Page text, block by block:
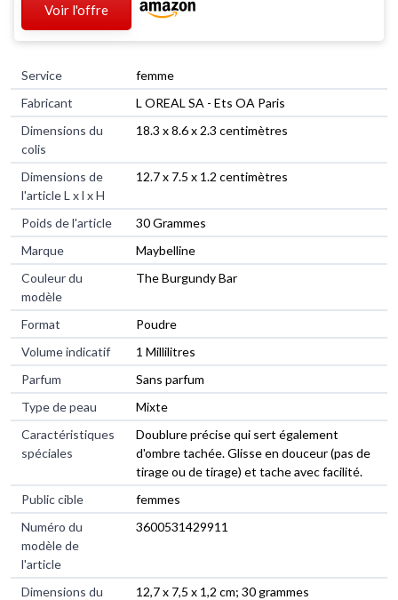
Voir l'offre
Service
‎femme
Fabricant
‎L OREAL SA - Ets OA Paris
Dimensions du
colis
‎18.3 x 8.6 x 2.3 centimètres
Dimensions de
l'article L x l x H
‎12.7 x 7.5 x 1.2 centimètres
Poids de l'article
‎30 Grammes
Marque
‎Maybelline
Couleur du
modèle
‎The Burgundy Bar
Format
‎Poudre
Volume indicatif
‎1 Millilitres
Parfum
‎Sans parfum
Type de peau
‎Mixte
Caractéristiques
spéciales
‎Doublure précise qui sert également
d'ombre tachée. Glisse en douceur (pas de
tirage ou de tirage) et tache avec facilité.
Public cible
‎femmes
Numéro du
modèle de
l'article
‎3600531429911
Dimensions du
‎12,7 x 7,5 x 1,2 cm; 30 grammes